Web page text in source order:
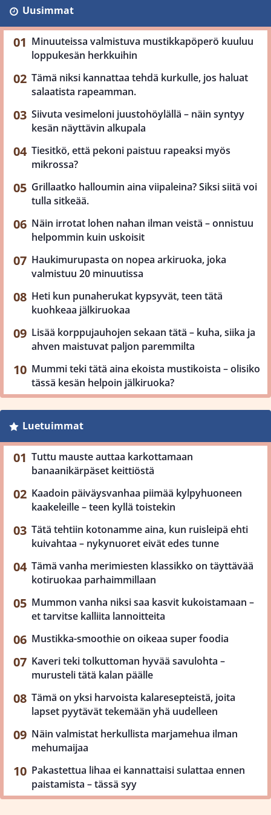
Uusimmat
Minuuteissa valmistuva mustikkapöperö kuuluu
loppukesän herkkuihin
Tämä niksi kannattaa tehdä kurkulle, jos haluat
salaatista rapeamman.
Siivuta vesimeloni juustohöylällä – näin syntyy
kesän näyttävin alkupala
Tiesitkö, että pekoni paistuu rapeaksi myös
mikrossa?
Grillaatko halloumin aina viipaleina? Siksi siitä voi
tulla sitkeää.
Näin irrotat lohen nahan ilman veistä – onnistuu
helpommin kuin uskoisit
Haukimurupasta on nopea arkiruoka, joka
valmistuu 20 minuutissa
Heti kun punaherukat kypsyvät, teen tätä
kuohkeaa jälkiruokaa
Lisää korppujauhojen sekaan tätä – kuha, siika ja
ahven maistuvat paljon paremmilta
Mummi teki tätä aina ekoista mustikoista – olisiko
tässä kesän helpoin jälkiruoka?
Luetuimmat
Tuttu mauste auttaa karkottamaan
banaanikärpäset keittiöstä
Kaadoin päiväysvanhaa piimää kylpyhuoneen
kaakeleille – teen kyllä toistekin
Tätä tehtiin kotonamme aina, kun ruisleipä ehti
kuivahtaa – nykynuoret eivät edes tunne
Tämä vanha merimiesten klassikko on täyttävää
kotiruokaa parhaimmillaan
Mummon vanha niksi saa kasvit kukoistamaan –
et tarvitse kalliita lannoitteita
Mustikka-smoothie on oikeaa super foodia
Kaveri teki tolkuttoman hyvää savulohta –
murusteli tätä kalan päälle
Tämä on yksi harvoista kalaresepteistä, joita
lapset pyytävät tekemään yhä uudelleen
Näin valmistat herkullista marjamehua ilman
mehumaijaa
Pakastettua lihaa ei kannattaisi sulattaa ennen
paistamista – tässä syy